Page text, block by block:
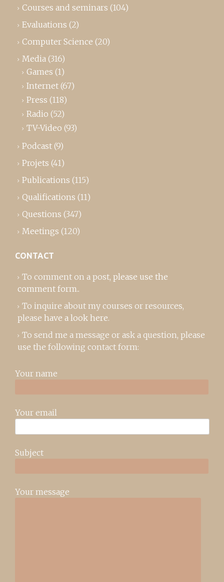
Courses and seminars (104)
Evaluations (2)
Computer Science (20)
Media (316)
Games (1)
Internet (67)
Press (118)
Radio (52)
TV-Video (93)
Podcast (9)
Projets (41)
Publications (115)
Qualifications (11)
Questions (347)
Meetings (120)
CONTACT
To comment on a post, please use the
comment form..
To inquire about my courses or resources,
please have a look here.
To send me a message or ask a question, please
use the following contact form:
Your name
Your email
Subject
Your message